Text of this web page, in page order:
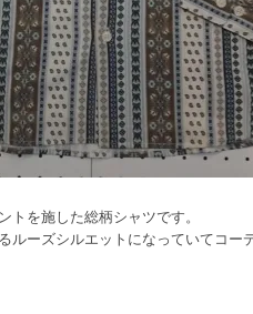
トを施した総柄シャツです。
ーズシルエットになっていてコー